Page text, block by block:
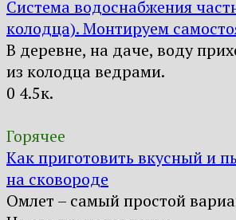
Система водоснабжения
колодца). Монтируем
В деревне, на даче, воду
из колодца ведрами.
0 4.5к.
Горячее
Как приготовить вкусный и
на сковороде
Омлет – самый простой